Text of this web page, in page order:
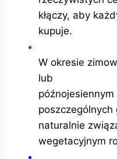
kłączy, aby
kupuje.
W okresie
lub
poszczególnych
naturalnie
wegetacyjnym